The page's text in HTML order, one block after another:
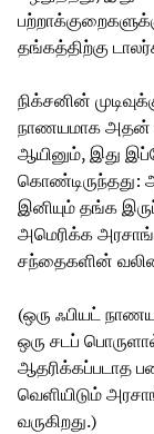
தங்கத்திற்கு
நிக்சனின்
நாணயமாக அதன்
ஆயினும், இது
கொண்டிருந்தது:
இனியும் தங்க
அமெரிக்க
சந்தைகளின்
(ஒரு ஃபியட்
ஒரு சடப்
ஆதரிக்கப்படாத
வெளியிடும்
வருகிறது.)